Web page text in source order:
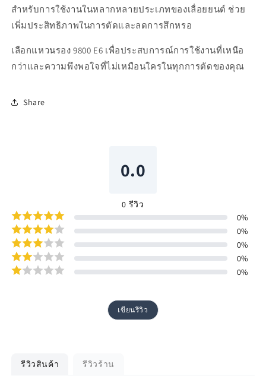
สำหรับการใช้งานในหลากหลายประเภทของเลื่อยยนต์ ช่วย
เพิ่มประสิทธิภาพในการตัดและลดการสึกหรอ
เลือกแหวนรอง 9800 E6 เพื่อประสบการณ์การใช้งานที่เหนือ
กว่าและความพึงพอใจที่ไม่เหมือนใครในทุกการตัดของคุณ
Share
0.0
0 รีวิว
0%
0%
0%
0%
0%
เขียนรีวิว
รีวิวสินค้า รีวิวร้าน